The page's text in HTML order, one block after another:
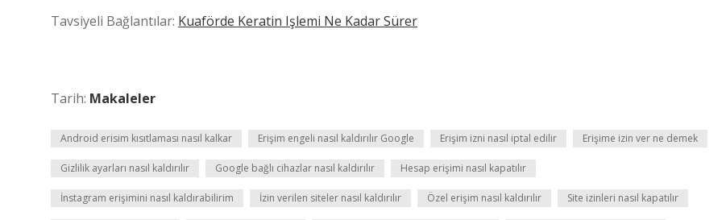
Tavsiyeli Bağlantılar: Kuaförde Keratin Işlemi Ne Kadar Sürer
Tarih: Makaleler
Android erisim kısıtlaması nasıl kalkar Erişim engeli nasıl kaldırılır Google Erişim izni nasıl iptal edilir Erişime izin ver ne demek
Gizlilik ayarları nasıl kaldırılır Google bağlı cihazlar nasıl kaldırılır Hesap erişimi nasıl kapatılır
İnstagram erişimini nasıl kaldırabilirim İzin verilen siteler nasıl kaldırılır Özel erişim nasıl kaldırılır Site izinleri nasıl kapatılır